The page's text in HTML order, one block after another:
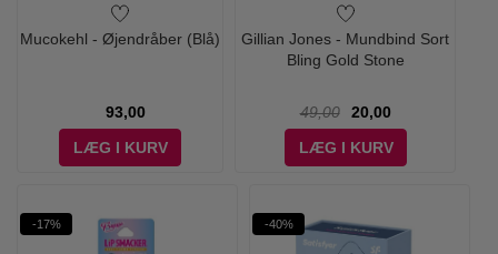
Mucokehl - Øjendråber (Blå)
93,00
LÆG I KURV
Gillian Jones - Mundbind Sort
Bling Gold Stone
49,00
20,00
LÆG I KURV
-17% -40%